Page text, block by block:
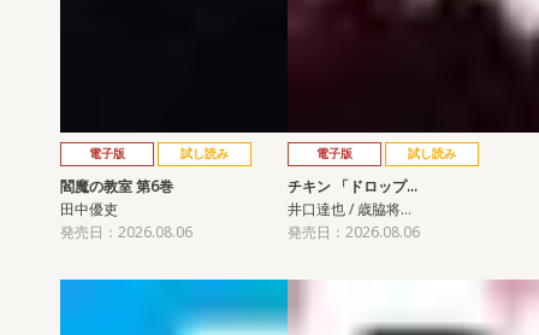
電子版 試し読み
閻魔の教室 第6巻
田中優吏
発売日：2026.08.06
電子版 試し読み
チキン 「ドロップ…
井口達也 / 歳脇将…
発売日：2026.08.06